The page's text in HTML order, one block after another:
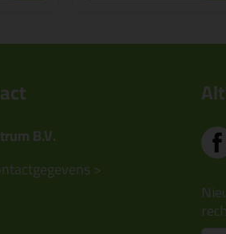
B.V.
>